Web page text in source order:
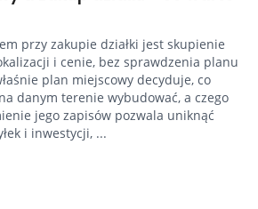
przy zakupie działki jest skupienie
i cenie, bez sprawdzenia planu
plan miejscowy decyduje, co
danym terenie wybudować, a czego
jego zapisów pozwala uniknąć
i inwestycji, ...